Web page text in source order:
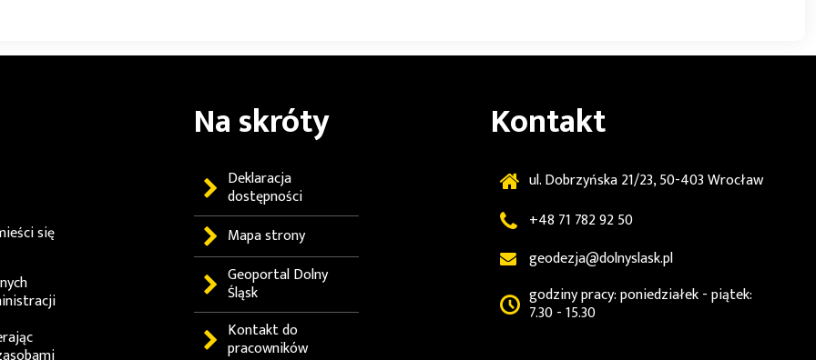
się
Na skróty
Deklaracja
dostępności
Mapa strony
GeoportalDolny
Śląsk
Kontakt do
pracowników
Kontakt
ul. Dobrzyńska 21/23, 50-403 Wrocław
+48 71 782 92 50
geodezja@dolnyslask.pl
godziny pracy: poniedziałek - piątek:
7.30 - 15.30